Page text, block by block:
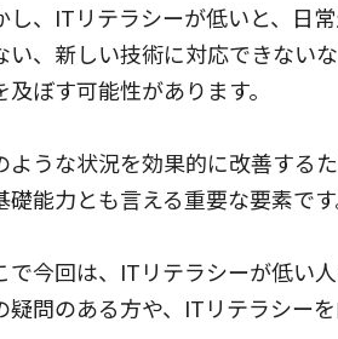
し、ITリテラシーが低いと、日
い、新しい技術に対応できない
及ぼす可能性があります。
ような状況を効果的に改善する
礎能力とも言える重要な要素です
で今回は、ITリテラシーが低い
疑問のある方や、ITリテラシー